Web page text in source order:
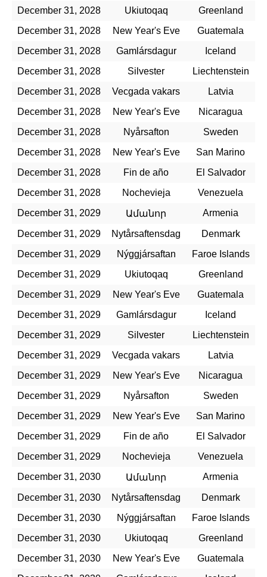
December 31, 2028
Ukiutoqaq
Greenland
December 31, 2028
New Year's Eve
Guatemala
December 31, 2028
Gamlársdagur
Iceland
December 31, 2028
Silvester
Liechtenstein
December 31, 2028
Vecgada vakars
Latvia
December 31, 2028
New Year's Eve
Nicaragua
December 31, 2028
Nyårsafton
Sweden
December 31, 2028
New Year's Eve
San Marino
December 31, 2028
Fin de año
El Salvador
December 31, 2028
Nochevieja
Venezuela
December 31, 2029
Ամանոր Armenia
December 31, 2029 Nytårsaftensdag
Denmark
December 31, 2029
Nýggjársaftan
Faroe Islands
December 31, 2029
Ukiutoqaq
Greenland
December 31, 2029
New Year's Eve
Guatemala
December 31, 2029
Gamlársdagur
Iceland
December 31, 2029
Silvester
Liechtenstein
December 31, 2029
Vecgada vakars
Latvia
December 31, 2029
New Year's Eve
Nicaragua
December 31, 2029
Nyårsafton
Sweden
December 31, 2029
New Year's Eve
San Marino
December 31, 2029
Fin de año
El Salvador
December 31, 2029
Nochevieja
Venezuela
December 31, 2030
Ամանոր Armenia
December 31, 2030 Nytårsaftensdag
Denmark
December 31, 2030
Nýggjársaftan
Faroe Islands
December 31, 2030
Ukiutoqaq
Greenland
December 31, 2030
New Year's Eve
Guatemala